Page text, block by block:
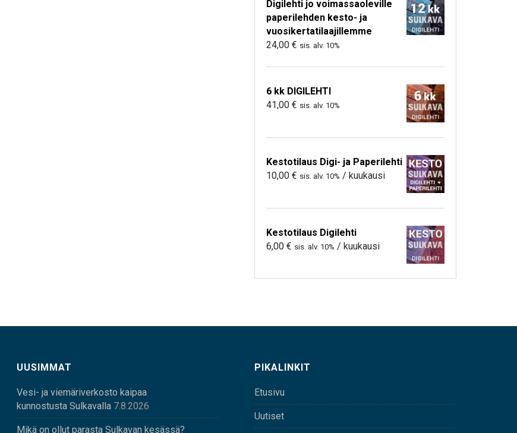
Digilehti jo voimassaoleville
paperilehden kesto- ja
vuosikertatilaajillemme
24,00 € sis. alv. 10%
6 kk DIGILEHTI
41,00 € sis. alv. 10%
Kestotilaus Digi- ja Paperilehti
10,00 € sis. alv. 10% / kuukausi
Kestotilaus Digilehti
6,00 € sis. alv. 10% / kuukausi
UUSIMMAT
Vesi- ja viemäriverkosto kaipaa
kunnostusta Sulkavalla 7.8.2026
Mikä on ollut parasta Sulkavan kesässä?
PIKALINKIT
Etusivu
Uutiset